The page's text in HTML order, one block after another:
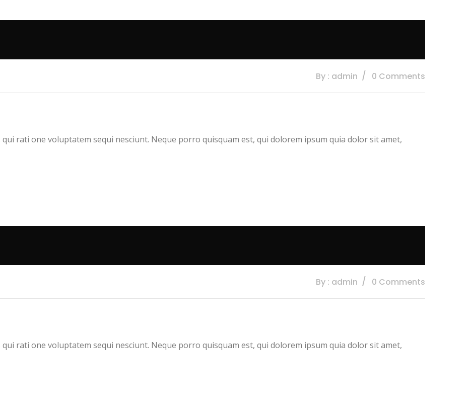
By : admin 0 Comments
rati one voluptatem sequi nesciunt. Neque porro quisquam est, qui dolorem ipsum quia dolor sit amet,
By : admin 0 Comments
rati one voluptatem sequi nesciunt. Neque porro quisquam est, qui dolorem ipsum quia dolor sit amet,